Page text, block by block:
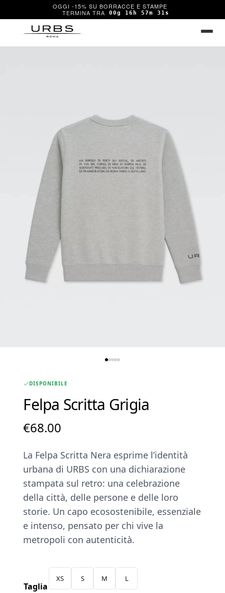
OGGI -15% SU BORRACCE E STAMPE
00g 16h 57m 30s
DISPONIBILE
Felpa Scritta Grigia
€68.00
La Felpa Scritta Nera esprime l’identità
urbana di URBS con una dichiarazione
stampata sul retro: una celebrazione
della città, delle persone e delle loro
storie. Un capo ecosostenibile, essenziale
e intenso, pensato per chi vive la
metropoli con autenticità.
Taglia
XS S M L